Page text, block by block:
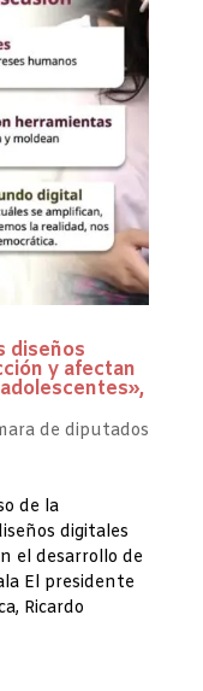
diseños
y afectan
de diputados
de la
digitales
el desarrollo de
El presidente
Ricardo